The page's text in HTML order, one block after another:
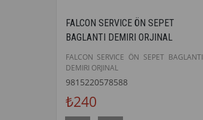
FALCON SERVICE ÖN SEPET
BAGLANTI DEMIRI ORJINAL
FALCON SERVICE ÖN SEPET BAGLANTI
DEMIRI ORJINAL
9815220578588
₺240